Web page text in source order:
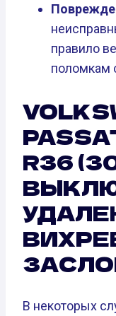
правило
поломкам
R36
В некоторых